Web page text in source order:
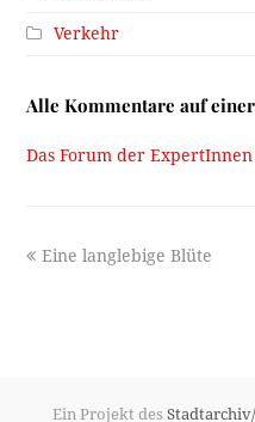
Verkehr
Alle Kommentare auf
Das Forum der ExpertInnen
previous
Eine langlebige Blüte
Ein Projekt des